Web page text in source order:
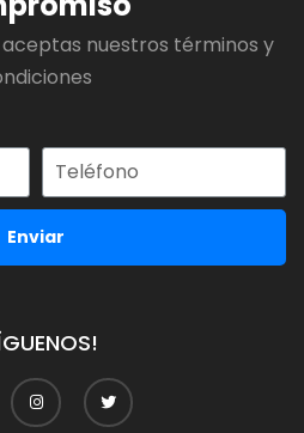
nuestros términos y
Enviar